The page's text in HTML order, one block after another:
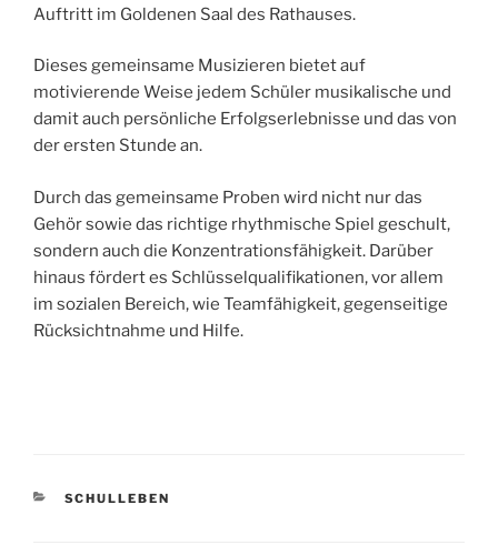
Auftritt im Goldenen Saal des Rathauses.
Dieses gemeinsame Musizieren bietet auf
motivierende Weise jedem Schüler musikalische und
damit auch persönliche Erfolgserlebnisse und das von
der ersten Stunde an.
Durch das gemeinsame Proben wird nicht nur das
Gehör sowie das richtige rhythmische Spiel geschult,
sondern auch die Konzentrationsfähigkeit. Darüber
hinaus fördert es Schlüsselqualifikationen, vor allem
im sozialen Bereich, wie Teamfähigkeit, gegenseitige
Rücksichtnahme und Hilfe.
KATEGORIEN
SCHULLEBEN